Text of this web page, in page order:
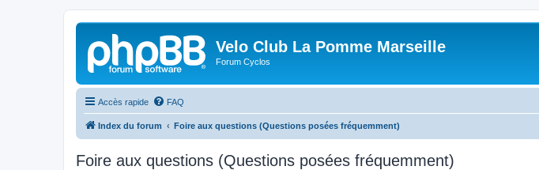
Velo Club La Pomme Marseille
Forum Cyclos
Accès rapide FAQ
Index du forum Foire aux questions (Questions posées fréquemment)
Foire aux questions (Questions posées fréquemment)